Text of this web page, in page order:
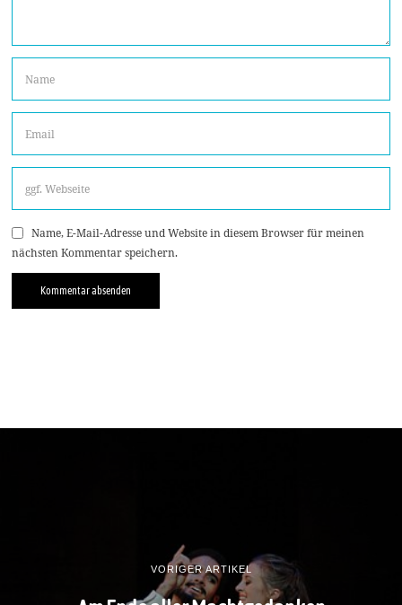
Name, E-Mail-Adresse und Website in diesem Browser für meinen
nächsten Kommentar speichern.
VORIGER ARTIKEL